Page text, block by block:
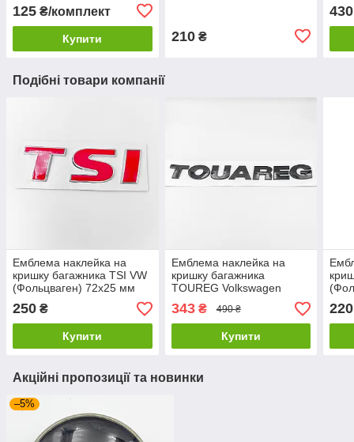
125 ₴/комплект
Купити 210₴
430
Подібні товари компанії
Емблема наклейка на
кришку багажника TSI VW
(Фольцваген) 72x25 мм
Червона
250 ₴
Купити
Емблема наклейка на
кришку багажника
TOUREG Volkswagen
(Фольцваген) 23 x 2,3 см
Чорна
343₴ 490 ₴
Купити
220
Акційні пропозиції та новинки
–5%